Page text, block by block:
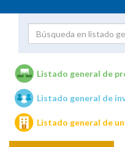
Unidades de
Listado general de
Listado general de
Listado general de